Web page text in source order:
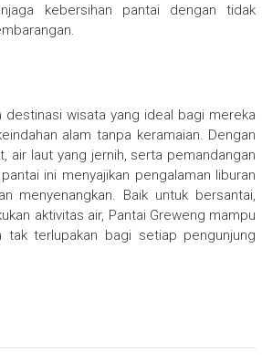
kebersihan pantai dengan tidak
destinasi wisata yang ideal bagi mereka
alam tanpa keramaian. Dengan
air laut yang jernih, serta pemandangan
ini menyajikan pengalaman liburan
menyenangkan. Baik untuk bersantai,
aktivitas air, Pantai Greweng mampu
tak terlupakan bagi setiap pengunjung